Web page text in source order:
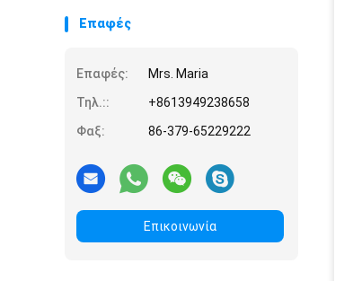
Επαφές
Επαφές:
Mrs. Maria
Τηλ.::
+8613949238658
Φαξ:
86-379-65229222
Επικοινωνία